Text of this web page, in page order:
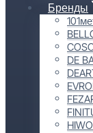
Бренды
DE